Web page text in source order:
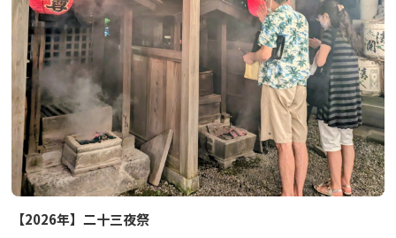
【2026年】二十三夜祭